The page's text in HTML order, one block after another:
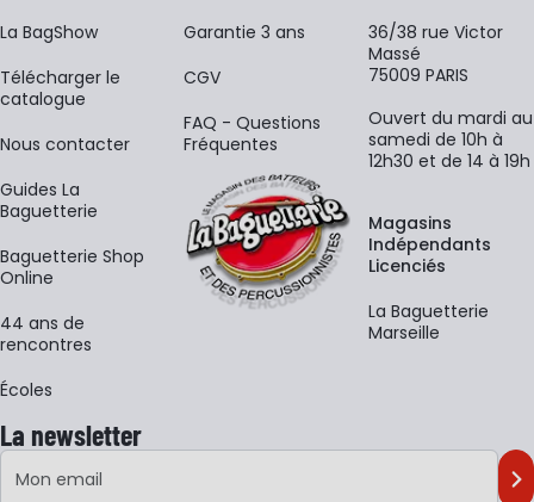
La BagShow
​Télécharger le
catalogue
Nous contacter
Guides La
Baguetterie
Baguetterie Shop
Online
44 ans de
rencontres
Écoles
Garantie 3 ans
CGV
FAQ - Questions
Fréquentes
36/38 rue Victor
Massé
75009 PARIS
Ouvert du mardi au
samedi de 10h à
12h30 et de 14 à 19h
Magasins
Indépendants
Licenciés
La Baguetterie
Marseille
La newsletter
Adresse e-mail